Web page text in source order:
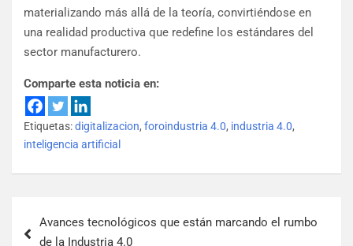
materializando más allá de la teoría, convirtiéndose en
una realidad productiva que redefine los estándares del
sector manufacturero.
Comparte esta noticia en:
Etiquetas:digitalizacion, foroindustria 4.0, industria 4.0,
inteligencia artificial
Avances tecnológicos que están marcando el rumbo
de la Industria 4.0